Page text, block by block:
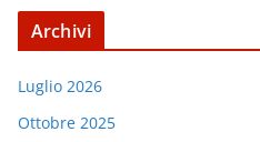
Archivi
Luglio 2026
Ottobre 2025